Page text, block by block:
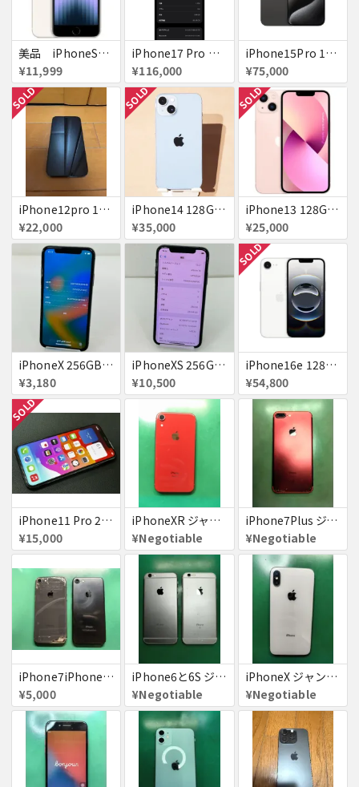
美品 iPhoneSE２ ｉＯＳ１８
¥11,999
iPhone17 Pro Max 256GB 画面割れ
¥116,000
iPhone15Pro 128GB ブラックチタニウム au
¥75,000
SOLD
iPhone12pro 128GB ブルー 赤ロム
¥22,000
SOLD
iPhone14 128GB Blue au 送料無料
¥35,000
SOLD
iPhone13 128GB ピンク docomo 送料無料
¥25,000
iPhoneX 256GB 赤ロム au ジャンク スペースグレイ A1902 送料無料
¥3,180
iPhoneXS 256GB 赤ロム 超美品 SoftBank ジャンク スペースグレイ MTE02J/A 送料無料
¥10,500
SOLD
iPhone16e 128GB ホワイト 送料無料
¥54,800
SOLD
iPhone11 Pro 256GB ジャンク品
¥15,000
iPhoneXR ジャンク品
¥Negotiable
iPhone7Plus ジャンク品
¥Negotiable
iPhone7iPhone8ジャンク
¥5,000
iPhone6と6S ジャンク品
¥Negotiable
iPhoneX ジャンク品
¥Negotiable